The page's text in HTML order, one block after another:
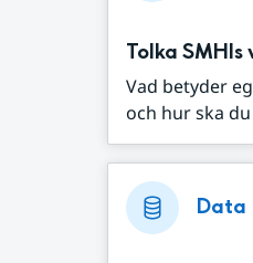
Tolka
Vad betyder
och hur ska
Data